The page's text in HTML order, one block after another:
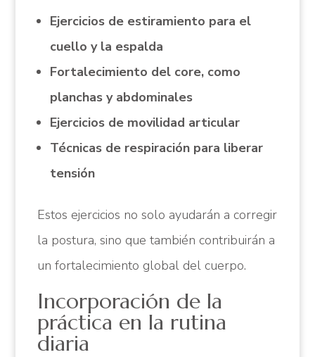
Ejercicios de estiramiento para el
cuello y la espalda
Fortalecimiento del core, como
planchas y abdominales
Ejercicios de movilidad articular
Técnicas de respiración para liberar
tensión
Estos ejercicios no solo ayudarán a corregir
la postura, sino que también contribuirán a
un fortalecimiento global del cuerpo.
Incorporación de la
práctica en la rutina
diaria